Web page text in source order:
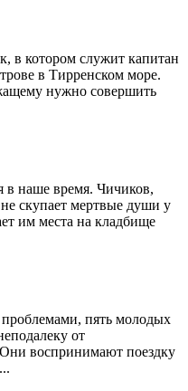
в котором служит капитан
в Тирренском море.
нужно совершить
в наше время. Чичиков,
скупает мертвые души у
им места на кладбище
пять молодых
от
воспринимают поездку